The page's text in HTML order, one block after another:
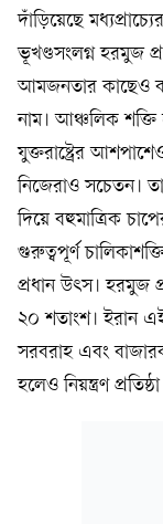
দাঁড়িয়েছে
ভূখণ্ডসংলগ্ন হরমুজ
আমজনতার কাছেও
নাম। আঞ্চলিক শক্তি
যুক্তরাষ্ট্রের
নিজেরাও সচেতন।
দিয়ে বহুমাত্রিক
গুরুত্বপূর্ণ
প্রধান উৎস। হরমুজ
২০ শতাংশ। ইরান
সরবরাহ এবং
হলেও নিয়ন্ত্রণ